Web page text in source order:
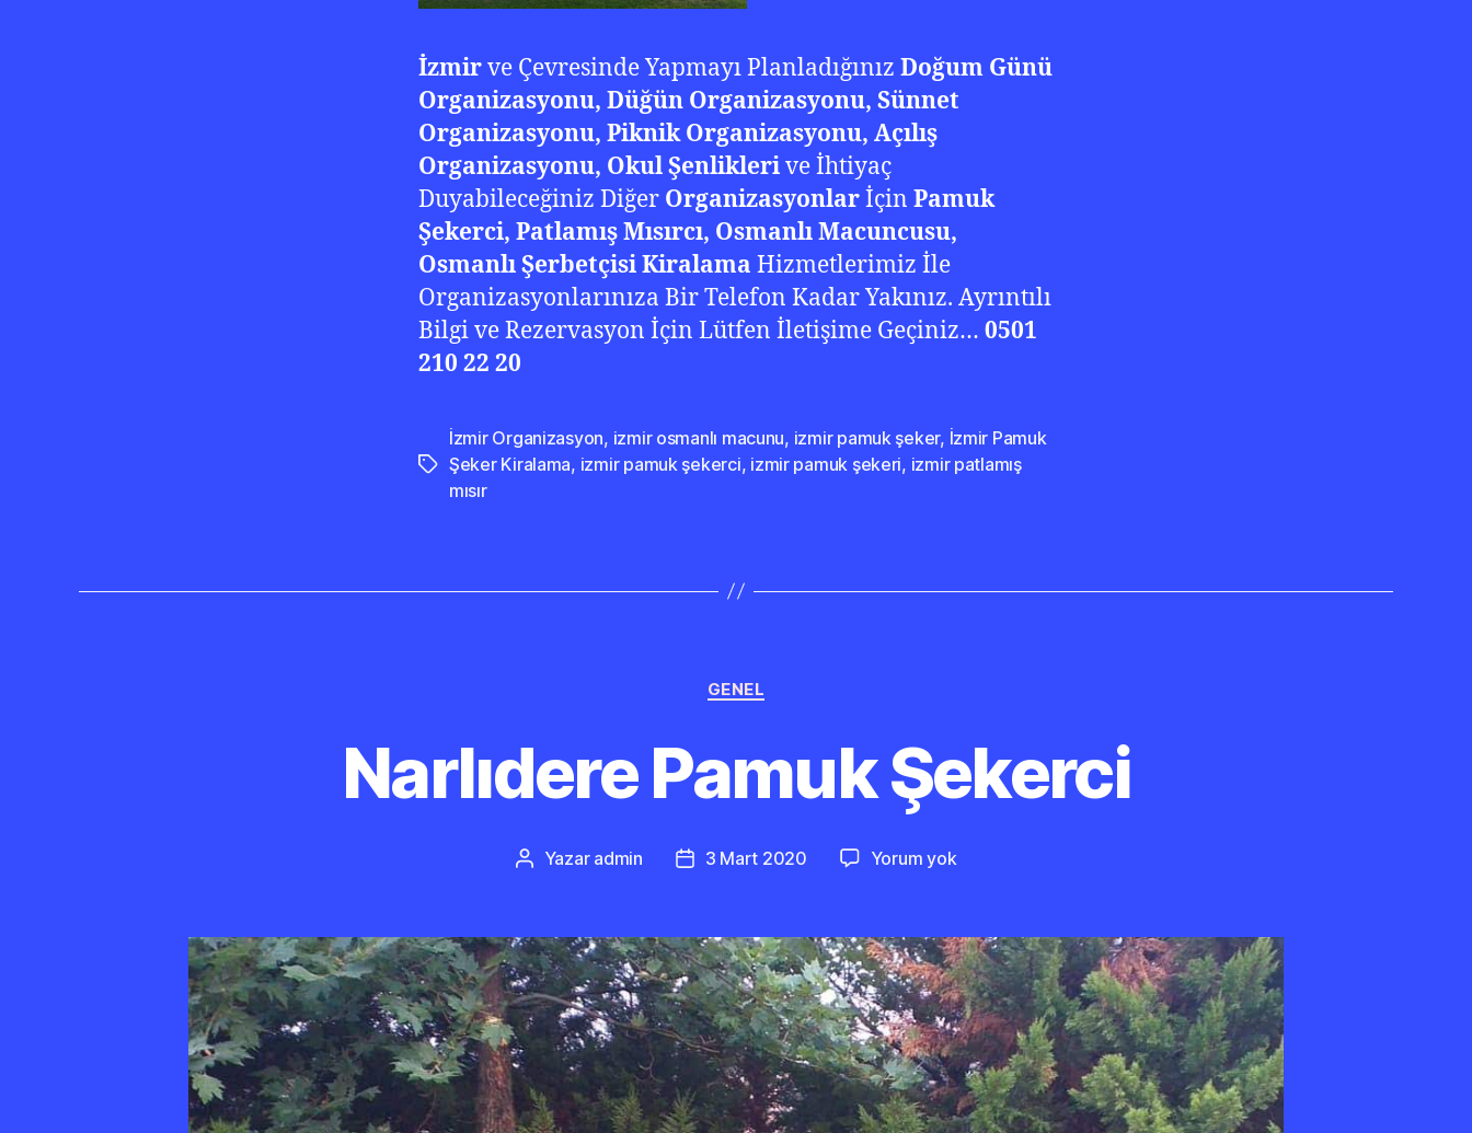
İzmirve Çevresinde Yapmayı Planladığınız Doğum Günü
Organizasyonu, Düğün Organizasyonu, Sünnet
Organizasyonu, Piknik Organizasyonu, Açılış
Organizasyonu, Okul Şenliklerive İhtiyaç
Duyabileceğiniz Diğer Organizasyonlarİçin Pamuk
Şekerci, Patlamış Mısırcı, Osmanlı Macuncusu,
Osmanlı Şerbetçisi Kiralama Hizmetlerimiz İle
Organizasyonlarınıza Bir Telefon Kadar Yakınız. Ayrıntılı
Bilgi ve Rezervasyon İçin Lütfen İletişime Geçiniz… 0501
210 22 20
Etiketler
İzmir Organizasyon, izmir osmanlı macunu, izmir pamuk şeker, İzmir Pamuk
Şeker Kiralama, izmir pamuk şekerci, izmir pamuk şekeri, izmir patlamış
mısır
Kategoriler
GENEL
Narlıdere Pamuk Şekerci
Yazının
Yazar admin
Yazı3 Mart 2020 Yorum yokNarlıdere